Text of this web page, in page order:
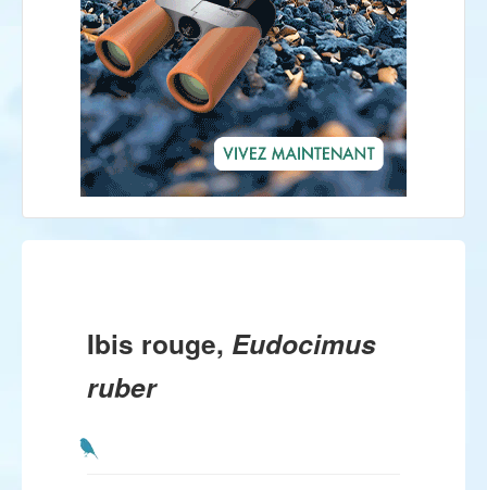
Ibis rouge, Eudocimus
ruber